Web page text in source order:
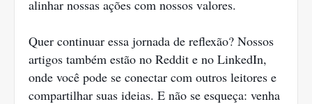
alinhar nossas ações com nossos valores.
Quer continuar essa jornada de reflexão? Nossos
artigos também estão no Reddit e no LinkedIn,
onde você pode se conectar com outros leitores e
compartilhar suas ideias. E não se esqueça: venha